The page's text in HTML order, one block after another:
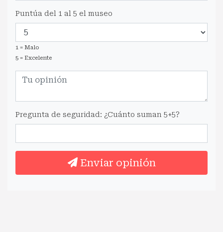
Puntúa del 1 al 5 el museo
1 = Malo
5 = Excelente
Pregunta de seguridad: ¿Cuánto suman 5+5?
Enviar opinión